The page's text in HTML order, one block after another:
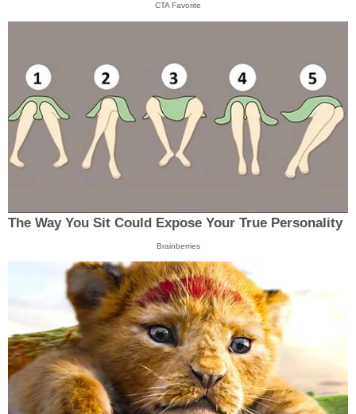
CTA Favorite
The Way You Sit Could Expose Your True Personality
Brainberries